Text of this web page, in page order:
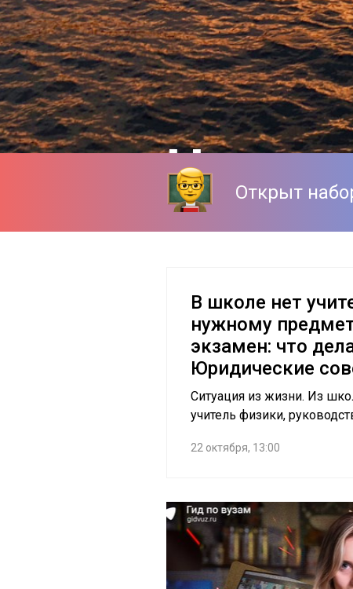
Центр
в
Подготовка к
Подготовка к
Профориентация
Открыт
В школе нет
нужному
экзамен: что
Юридические
Ситуация из жизни. Из
учитель физики,
22 октября, 13:00